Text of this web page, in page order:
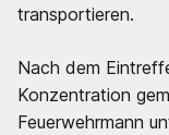
transportieren.
Nach dem
Konzentration
Feuerwehrmann